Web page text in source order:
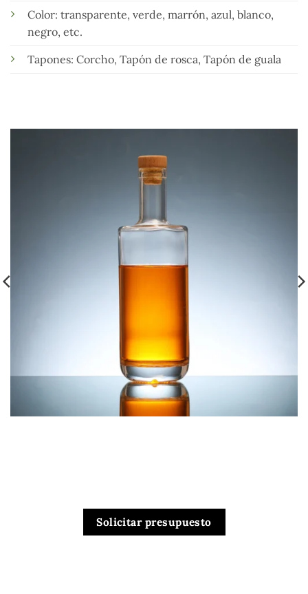
Color: transparente, verde, marrón, azul, blanco,
negro, etc.
Tapones: Corcho, Tapón de rosca, Tapón de guala
Solicitar presupuesto